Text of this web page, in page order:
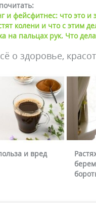
и фейсфитнес: что это и
колени и что с этим
на пальцах рук. Что
о здоровье,
и вред